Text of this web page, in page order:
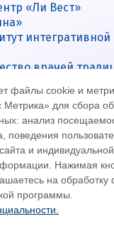
«Ли Вест»
врачей
2026
сайт корпорации
файлы cookie и
Метрика» для сбора
анализ
поведения
и
Нажимая
на
программы.